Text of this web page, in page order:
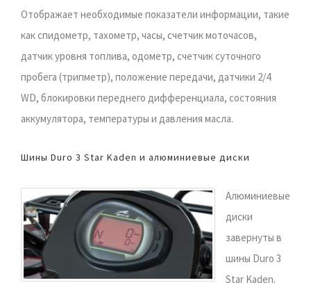
Отображает необходимые показатели информации, такие
как спидометр, тахометр, часы, счетчик моточасов,
датчик уровня топлива, одометр, счетчик суточного
пробега (трипметр), положение передачи, датчики 2/4
WD, блокировки переднего дифференциала, состояния
аккумулятора, температуры и давления масла.
Шины Duro 3 Star Kaden и алюминиевые диски
Алюминиевые
диски
завернуты в
шины Duro 3
Star Kaden.